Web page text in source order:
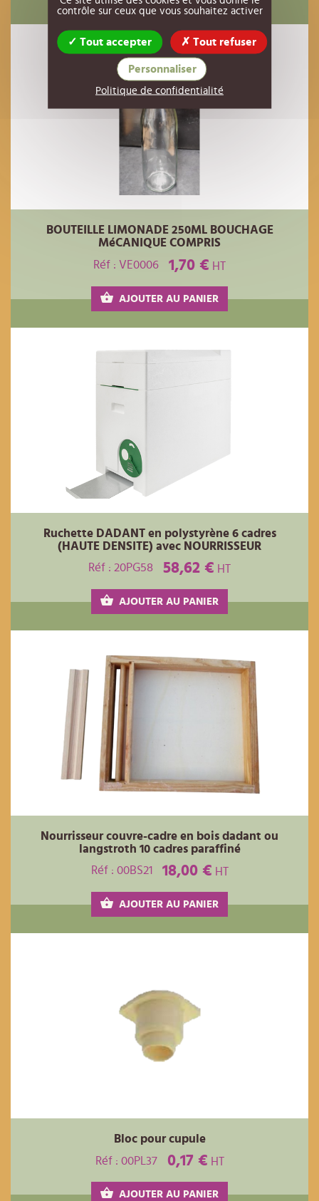
BOUTEILLE LIMONADE 250ML BOUCHAGE
MéCANIQUE COMPRIS
Réf : VE0006
1,70 € HT
AJOUTER AU PANIER
Ruchette DADANT en polystyrène 6 cadres
(HAUTE DENSITE) avec NOURRISSEUR
Réf : 20PG58
58,62 € HT
AJOUTER AU PANIER
Nourrisseur couvre-cadre en bois dadant ou
langstroth 10 cadres paraffiné
Réf : 00BS21
18,00 € HT
AJOUTER AU PANIER
Bloc pour cupule
Réf : 00PL37
0,17 € HT
AJOUTER AU PANIER
contrôle sur ceux que vous souhaitez activer
Tout accepter Tout refuser
Personnaliser
Politique de confidentialité